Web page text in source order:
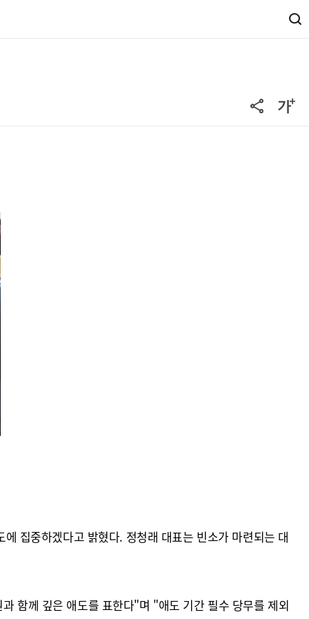
집중하겠다고 밝혔다. 정청래 대표는 빈소가 마련되는 대
함께 깊은 애도를 표한다"며 "애도 기간 필수 당무를 제외